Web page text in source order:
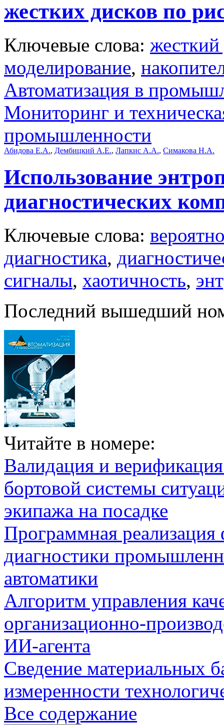
жестких дисков по
Ключевые слова: жесткий
моделирование,
Автоматизация в
Мониторинг и
промышленности
Абидова Е.А., Дембицкий А.Е., Лапкис А.А., Симакова Н.А.
Использование
диагностических
Ключевые слова:
диагностика,
сигналы, хаотичность,
Последний вышедший
Читайте в номере:
Валидация и
бортовой системы
экипажа на посадке
Программная
диагностики
автоматики
Алгоритм управления
организационно-
ИИ-агента
Сведение материальных
измеренности
Все содержание